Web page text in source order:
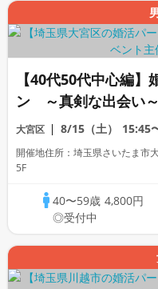
【40代50代中心編
ン ～真剣な出会い～
大宮区 8/15（土） 15:45
開催地住所：埼玉県さいたま市
5F
40〜59歳 4,800円
◎受付中